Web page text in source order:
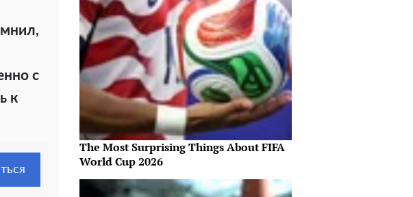
с
к
The Most Surprising Things About FIFA
World Cup 2026